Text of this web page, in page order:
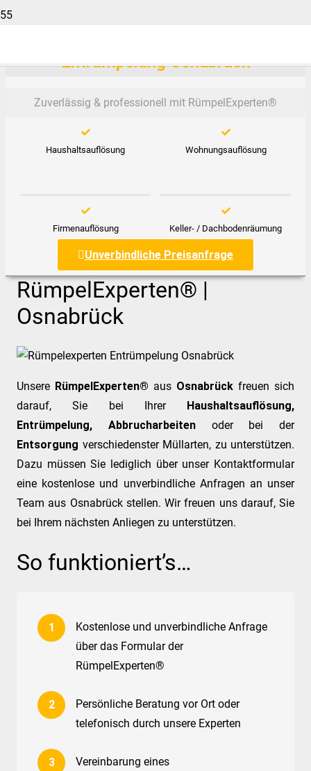
Entrümpelung Osnabrück
Zuverlässig & professionell mit RümpelExperten®️
Haushaltsauflösung Wohnungsauflösung
Firmenauflösung Keller- / Dachbodenräumung
Unverbindliche Preisanfrage
RümpelExperten® |
Osnabrück
Unsere RümpelExperten® aus Osnabrück freuen sich
darauf, Sie bei Ihrer Haushaltsauflösung,
Entrümpelung,
Abbrucharbeitenoder bei der
Entsorgung verschiedenster Müllarten, zu unterstützen.
Dazu müssen Sie lediglich über unser Kontaktformular
eine kostenlose und unverbindliche Anfragen an unser
Team aus Osnabrück stellen. Wir freuen uns darauf, Sie
bei Ihrem nächsten Anliegen zu unterstützen.
So funktioniert’s…
Kostenlose und unverbindliche Anfrage
über das Formular der
RümpelExperten®
Persönliche Beratung vor Ort oder
telefonisch durch unsere Experten
Vereinbarung eines